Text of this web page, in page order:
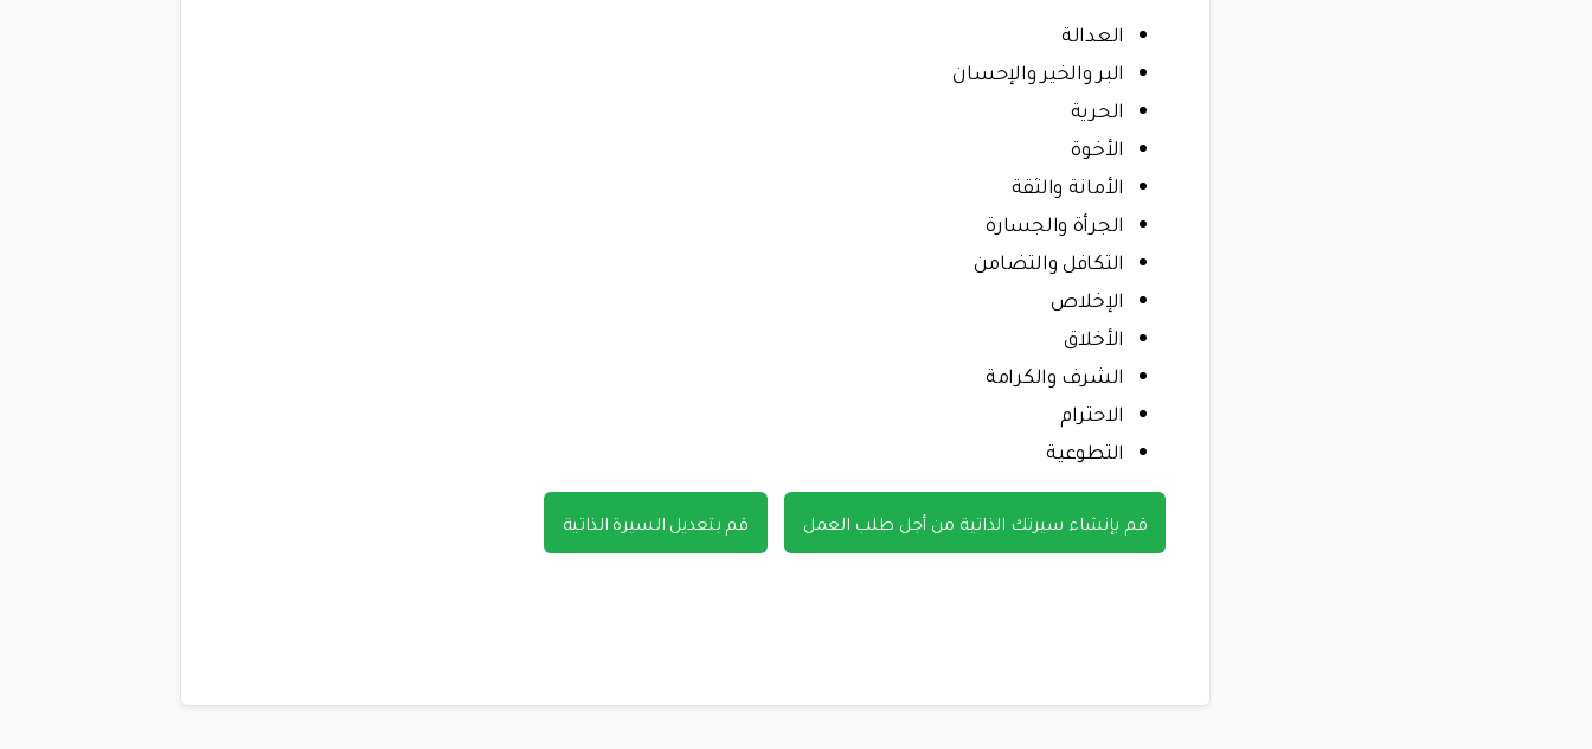
العدالة
البر والخير والإحسان
الحرية
الأخوة
الأمانة والثقة
الجرأة والجسارة
التكافل والتضامن
الإخلاص
الأخلاق
الشرف والكرامة
الاحترام
التطوعية
قم بإنشاء سيرتك الذاتية من أجل طلب العمل قم بتعديل السيرة الذاتية